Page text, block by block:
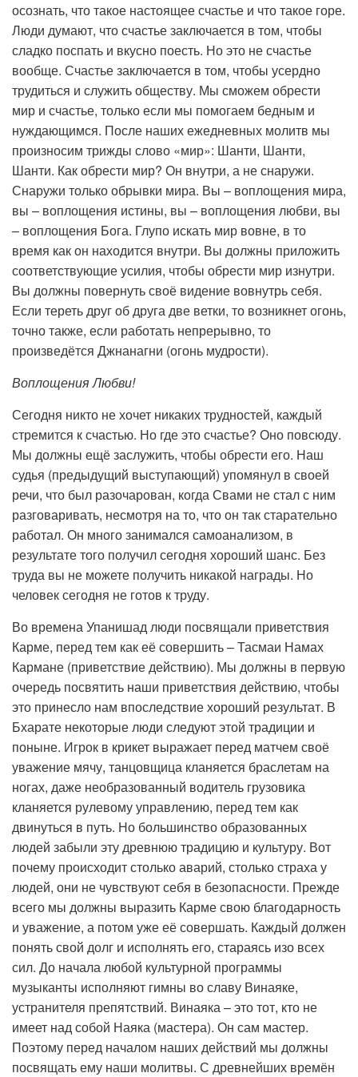
осознать, что такое настоящее счастье и что такое горе.
Люди думают, что счастье заключается в том, чтобы
сладко поспать и вкусно поесть. Но это не счастье
вообще. Счастье заключается в том, чтобы усердно
трудиться и служить обществу. Мы сможем обрести
мир и счастье, только если мы помогаем бедным и
нуждающимся. После наших ежедневных молитв мы
произносим трижды слово «мир»: Шанти, Шанти,
Шанти. Как обрести мир? Он внутри, а не снаружи.
Снаружи только обрывки мира. Вы – воплощения мира,
вы – воплощения истины, вы – воплощения любви, вы
– воплощения Бога. Глупо искать мир вовне, в то
время как он находится внутри. Вы должны приложить
соответствующие усилия, чтобы обрести мир изнутри.
Вы должны повернуть своё видение вовнутрь себя.
Если тереть друг об друга две ветки, то возникнет огонь,
точно также, если работать непрерывно, то
произведётся Джнанагни (огонь мудрости).
Воплощения Любви!
Сегодня никто не хочет никаких трудностей, каждый
стремится к счастью. Но где это счастье? Оно повсюду.
Мы должны ещё заслужить, чтобы обрести его. Наш
судья (предыдущий выступающий) упомянул в своей
речи, что был разочарован, когда Свами не стал с ним
разговаривать, несмотря на то, что он так старательно
работал. Он много занимался самоанализом, в
результате того получил сегодня хороший шанс. Без
труда вы не можете получить никакой награды. Но
человек сегодня не готов к труду.
Во времена Упанишад люди посвящали приветствия
Карме, перед тем как её совершить – Тасмаи Намах
Кармане (приветствие действию). Мы должны в первую
очередь посвятить наши приветствия действию, чтобы
это принесло нам впоследствие хороший результат. В
Бхарате некоторые люди следуют этой традиции и
поныне. Игрок в крикет выражает перед матчем своё
уважение мячу, танцовщица кланяется браслетам на
ногах, даже необразованный водитель грузовика
кланяется рулевому управлению, перед тем как
двинуться в путь. Но большинство образованных
людей забыли эту древнюю традицию и культуру. Вот
почему происходит столько аварий, столько страха у
людей, они не чувствуют себя в безопасности. Прежде
всего мы должны выразить Карме свою благодарность
и уважение, а потом уже её совершать. Каждый должен
понять свой долг и исполнять его, стараясь изо всех
сил. До начала любой культурной программы
музыканты исполняют гимны во славу Винаяке,
устранителя препятствий. Винаяка – это тот, кто не
имеет над собой Наяка (мастера). Он сам мастер.
Поэтому перед началом наших действий мы должны
посвящать ему наши молитвы. С древнейших времён